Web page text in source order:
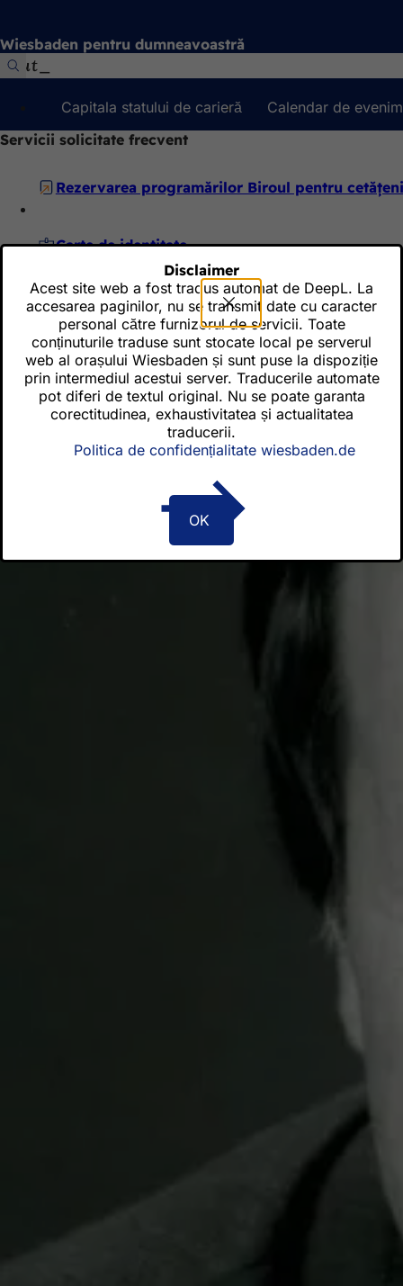
Wiesbaden pentru dumneavoastră
Căutare
Capitala statului de carieră
Calendar de
Servicii solicitate frecvent
Rezervarea programărilor Biroul pentru cetățeni
Carte de identitate
Rezervarea unei plăcuțe de înmatriculare
Audiere online
Certificate de comandă
Disclaimer
Acest site web a fost tradus automat de DeepL. La
accesarea paginilor, nu se transmit date cu caracter
personal către furnizorul de servicii. Toate
conținuturile traduse sunt stocate local pe serverul
web al orașului Wiesbaden și sunt puse la dispoziție
prin intermediul acestui server. Traducerile automate
pot diferi de textul original. Nu se poate garanta
corectitudinea, exhaustivitatea și actualitatea
traducerii.
Politica de confidențialitate wiesbaden.de
OK